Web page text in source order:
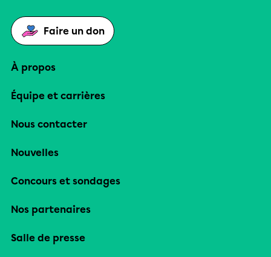
Faire un don
À propos
Équipe et carrières
Nous contacter
Nouvelles
Concours et sondages
Nos partenaires
Salle de presse